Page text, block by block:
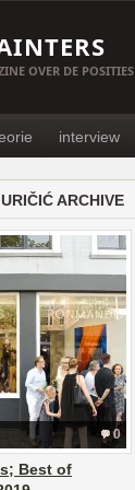
OVER DE
interview
ARCHIVE
0
Best of